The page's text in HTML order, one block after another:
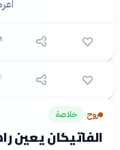
مرايا اختيار متعدد
التنمية المستدامة
🎯
6سؤال 🟡 متوسط
روح› خلاصة
الفاتيكان يعين